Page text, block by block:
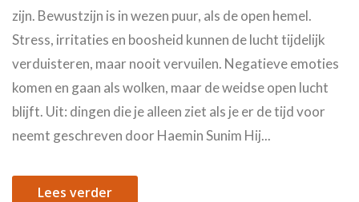
zijn. Bewustzijn is in wezen puur, als de open hemel.
Stress, irritaties en boosheid kunnen de lucht tijdelijk
verduisteren, maar nooit vervuilen. Negatieve emoties
komen en gaan als wolken, maar de weidse open lucht
blijft. Uit: dingen die je alleen ziet als je er de tijd voor
neemt geschreven door Haemin Sunim Hij...
Lees verder